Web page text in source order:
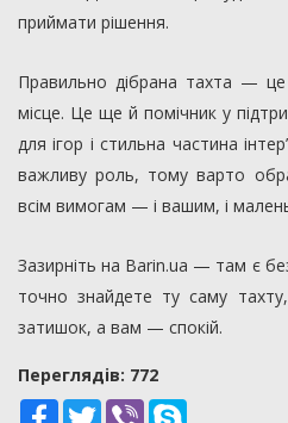
приймати рішення.
Правильно дібрана тахта —
місце. Це ще й помічник у
для ігор і стильна частина
важливу роль, тому варто
всім вимогам — і вашим, і
Зазирніть на Barin.ua — там є
точно знайдете ту саму
затишок, а вам — спокій.
Переглядiв: 772
Facebook
TwitterViber